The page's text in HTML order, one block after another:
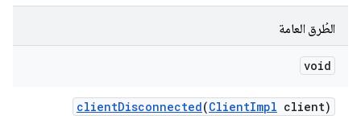
الطُرق العامة
void
clientDisconnected(ClientImpl client)